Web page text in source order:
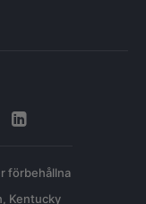
förbehållna